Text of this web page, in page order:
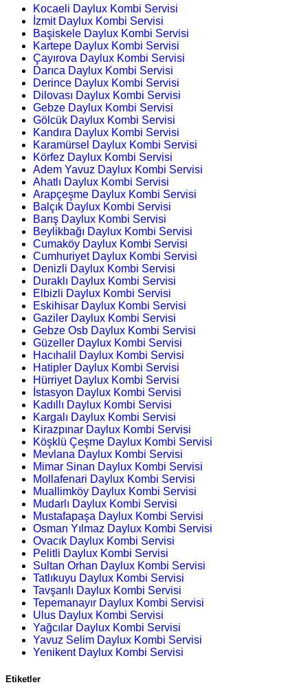
Kocaeli Daylux Kombi Servisi
İzmit Daylux Kombi Servisi
Başiskele Daylux Kombi Servisi
Kartepe Daylux Kombi Servisi
Çayırova Daylux Kombi Servisi
Darıca Daylux Kombi Servisi
Derince Daylux Kombi Servisi
Dilovası Daylux Kombi Servisi
Gebze Daylux Kombi Servisi
Gölcük Daylux Kombi Servisi
Kandıra Daylux Kombi Servisi
Karamürsel Daylux Kombi Servisi
Körfez Daylux Kombi Servisi
Adem Yavuz Daylux Kombi Servisi
Ahatlı Daylux Kombi Servisi
Arapçeşme Daylux Kombi Servisi
Balçık Daylux Kombi Servisi
Barış Daylux Kombi Servisi
Beylikbağı Daylux Kombi Servisi
Cumaköy Daylux Kombi Servisi
Cumhuriyet Daylux Kombi Servisi
Denizli Daylux Kombi Servisi
Duraklı Daylux Kombi Servisi
Elbizli Daylux Kombi Servisi
Eskihisar Daylux Kombi Servisi
Gaziler Daylux Kombi Servisi
Gebze Osb Daylux Kombi Servisi
Güzeller Daylux Kombi Servisi
Hacıhalil Daylux Kombi Servisi
Hatipler Daylux Kombi Servisi
Hürriyet Daylux Kombi Servisi
İstasyon Daylux Kombi Servisi
Kadıllı Daylux Kombi Servisi
Kargalı Daylux Kombi Servisi
Kirazpınar Daylux Kombi Servisi
Köşklü Çeşme Daylux Kombi Servisi
Mevlana Daylux Kombi Servisi
Mimar Sinan Daylux Kombi Servisi
Mollafenari Daylux Kombi Servisi
Muallimköy Daylux Kombi Servisi
Mudarlı Daylux Kombi Servisi
Mustafapaşa Daylux Kombi Servisi
Osman Yılmaz Daylux Kombi Servisi
Ovacık Daylux Kombi Servisi
Pelitli Daylux Kombi Servisi
Sultan Orhan Daylux Kombi Servisi
Tatlıkuyu Daylux Kombi Servisi
Tavşanlı Daylux Kombi Servisi
Tepemanayır Daylux Kombi Servisi
Ulus Daylux Kombi Servisi
Yağcılar Daylux Kombi Servisi
Yavuz Selim Daylux Kombi Servisi
Yenikent Daylux Kombi Servisi
Etiketler